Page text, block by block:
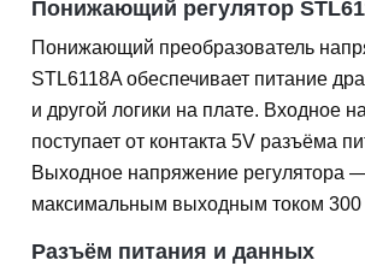
Понижающий регулятор
Понижающий преобразователь
STL6118A обеспечивает питание
и другой логики на плате. Входное
поступает от контакта 5V разъёма
Выходное напряжение регулятора
максимальным выходным током
Разъём питания и данных